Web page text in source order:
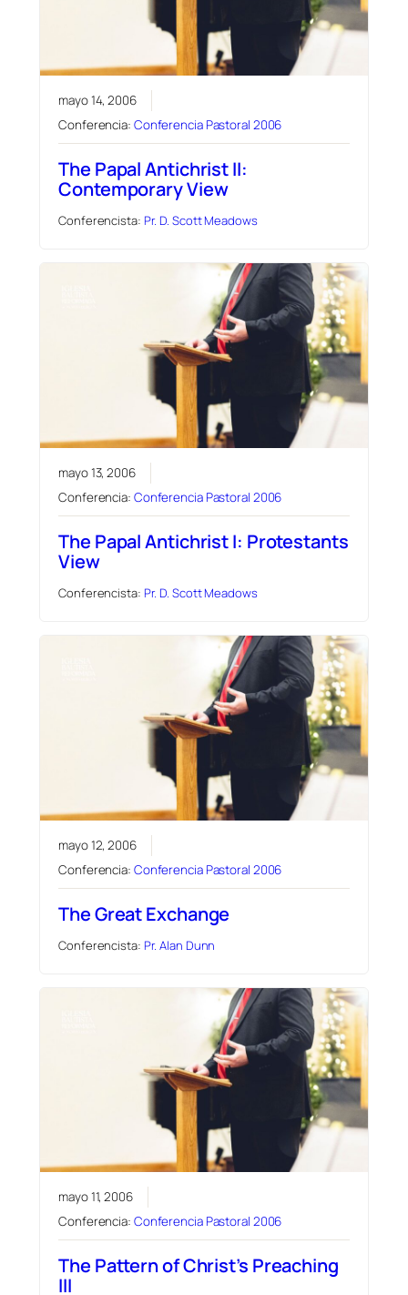
mayo 14, 2006
Conferencia: Conferencia Pastoral 2006
The Papal Antichrist II:
Contemporary View
Conferencista: Pr. D. Scott Meadows
mayo 13, 2006
Conferencia: Conferencia Pastoral 2006
The Papal Antichrist I: Protestants
View
Conferencista: Pr. D. Scott Meadows
mayo 12, 2006
Conferencia: Conferencia Pastoral 2006
The Great Exchange
Conferencista: Pr. Alan Dunn
mayo 11, 2006
Conferencia: Conferencia Pastoral 2006
The Pattern of Christ’s Preaching
III